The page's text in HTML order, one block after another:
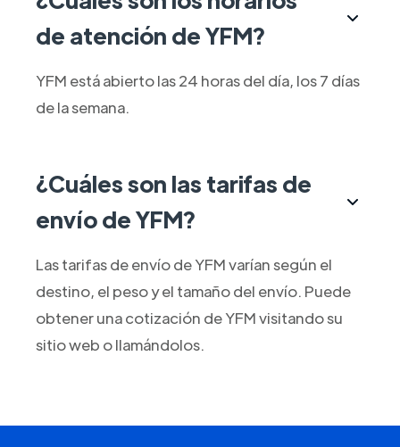
de atención de YFM?
YFM está abierto las 24 horas del día, los 7 días
de la semana.
¿Cuáles son las tarifas de
envío de YFM?
Las tarifas de envío de YFM varían según el
destino, el peso y el tamaño del envío. Puede
obtener una cotización de YFM visitando su
sitio web o llamándolos.